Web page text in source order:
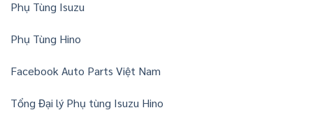
Phụ Tùng Isuzu
Phụ Tùng Hino
Facebook Auto Parts Việt Nam
Tổng Đại lý Phụ tùng Isuzu Hino